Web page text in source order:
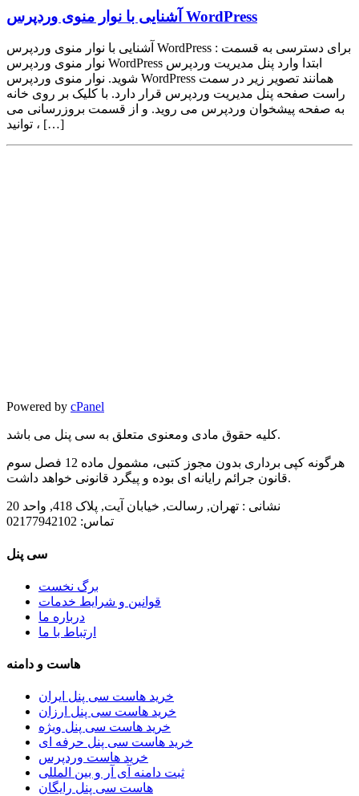
آشنایی با نوار منوی وردپرس WordPress
آشنایی با نوار منوی وردپرس WordPress : برای دسترسی به قسمت
نوار منوی وردپرس WordPress ابتدا وارد پنل مدیریت وردپرس
شوید. نوار منوی وردپرس WordPress همانند تصویر زیر در سمت
راست صفحه پنل مدیریت وردپرس قرار دارد. با کلیک بر روی خانه
به صفحه پیشخوان وردپرس می روید. و از قسمت بروزرسانی می
توانید ، […]
Powered by cPanel
کلیه حقوق مادی ومعنوی متعلق به سی پنل می باشد.
هرگونه کپی برداری بدون مجوز کتبی، مشمول ماده 12 فصل سوم
قانون جرائم رایانه ای بوده و پیگرد قانونی خواهد داشت.
نشانی : تهران, رسالت, خیابان آیت, پلاک 418, واحد 20
تماس:
سی پنل
برگ نخست
قوانین و شرایط خدمات
درباره ما
ارتباط با ما
هاست و دامنه
خرید هاست سی پنل ایران
خرید هاست سی پنل ارزان
خرید هاست سی پنل ویژه
خرید هاست سی پنل حرفه ای
خرید هاست وردپرس
ثبت دامنه آی آر و بین المللی
هاست سی پنل رایگان